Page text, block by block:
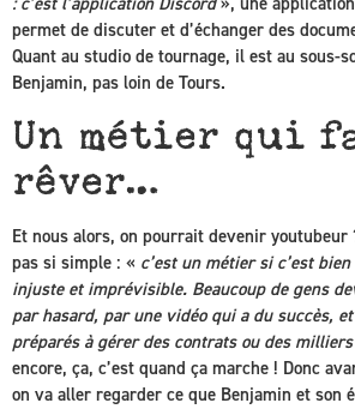
permet de discuter et d’échanger des
Quant au studio de tournage, il est au sous-
Benjamin, pas loin de Tours.
Un métier qui
rêver…
Et nous alors, on pourrait devenir youtubeur
pas si simple : « c’est un métier si c’est
injuste et imprévisible. Beaucoup de gens
par hasard, par une vidéo qui a du succès,
préparés à gérer des contrats ou des
encore, ça, c’est quand ça marche ! Donc
on va aller regarder ce que Benjamin et son